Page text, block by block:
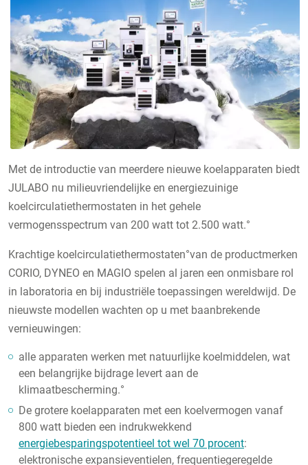
Met de introductie van meerdere nieuwe koelapparaten biedt
JULABO nu milieuvriendelijke en energiezuinige
koelcirculatiethermostaten in het gehele
vermogensspectrum van 200 watt tot 2.500 watt.°
Krachtige koelcirculatiethermostaten°van de productmerken
CORIO, DYNEO en MAGIO spelen al jaren een onmisbare rol
in laboratoria en bij industriële toepassingen wereldwijd. De
nieuwste modellen wachten op u met baanbrekende
vernieuwingen:
alle apparaten werken met natuurlijke koelmiddelen, wat
een belangrijke bijdrage levert aan de
klimaatbescherming.°
De grotere koelapparaten met een koelvermogen vanaf
800 watt bieden een indrukwekkend
energiebesparingspotentieel tot wel 70 procent:
elektronische expansieventielen, frequentiegeregelde